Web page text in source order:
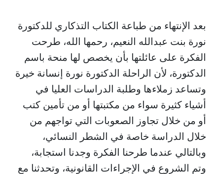
بعد الإنتهاء من طباعة الكتاب التذكاري للدكتورة
نورة بنت عبدالله النعيم، رحمها الله، طرحت
الفكرة على عائلتها بأن يخصص لها منحة باسم
الدكتورة، لأن الراحلة الدكتورة نورة إنسانة خيرة
وتساعد زملاءها وطلبة الدراسات العليا في
أشياء كثيرة سواء من مكتبتها أو من تأمين كتب
أو من خلال تجاوز الصعوبات التي تواجهم من
خلال الدراسة خاصة في الشطر النسائي،
وبالتالي عندما طرحنا الفكرة وجدنا استجابة،
وتم الشروع في الإجراءات القانونية، وتحدثنا مع